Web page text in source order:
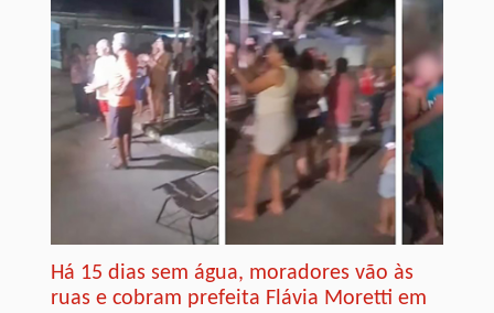
Há 15 dias sem água, moradores vão às
ruas e cobram prefeita Flávia Moretti em